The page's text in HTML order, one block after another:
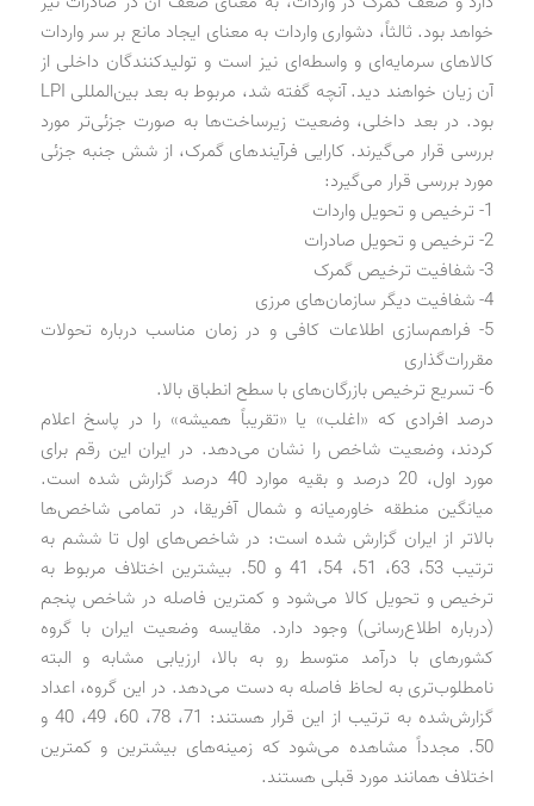
خواهد بود. ثالثاً، دشواری واردات به معنای ایجاد مانع بر سر واردات
کالاهای سرمایه‌ای و واسطه‌ای نیز است و تولیدکنندگان داخلی از
آن زیان خواهند دید. آنچه گفته شد، مربوط به بعد بین‌المللی LPI
بود. در بعد داخلی، وضعیت زیرساخت‌ها به صورت جزئی‌تر مورد
بررسی قرار می‌گیرند. کارایی فرآیندهای گمرک، از شش جنبه جزئی
مورد بررسی قرار می‌گیرد:
1- ترخیص و تحویل واردات
2- ترخیص و تحویل صادرات
3- شفافیت ترخیص گمرک
4- شفافیت دیگر سازمان‌های مرزی
5- فراهم‌سازی اطلاعات کافی و در زمان مناسب درباره تحولات
مقررات‌گذاری
6- تسریع ترخیص بازرگان‌های با سطح انطباق بالا.
درصد افرادی که «اغلب» یا «تقریباً همیشه» را در پاسخ اعلام
کردند، وضعیت شاخص را نشان می‌دهد. در ایران این رقم برای
مورد اول، 20 درصد و بقیه موارد 40 درصد گزارش شده است.
میانگین منطقه خاورمیانه و شمال آفریقا، در تمامی شاخص‌ها
بالاتر از ایران گزارش شده است: در شاخص‌های اول تا ششم به
ترتیب 53، 63، 51، 54، 41 و 50. بیشترین اختلاف مربوط به
ترخیص و تحویل کالا می‌شود و کمترین فاصله در شاخص پنجم
(درباره اطلاع‌رسانی) وجود دارد. مقایسه وضعیت ایران با گروه
کشورهای با درآمد متوسط رو به بالا، ارزیابی مشابه و البته
نامطلوب‌تری به لحاظ فاصله به دست می‌دهد. در این گروه، اعداد
گزارش‌شده به ترتیب از این قرار هستند: 71، 78، 60، 49، 40 و
50. مجدداً مشاهده می‌شود که زمینه‌های بیشترین و کمترین
اختلاف همانند مورد قبلی هستند.